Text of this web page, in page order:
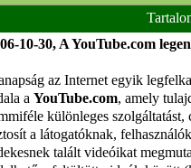
10-30, A YouTube.com
az Internet egyik
a YouTube.com, amely
különleges
a látogatóknak,
talált videóikat